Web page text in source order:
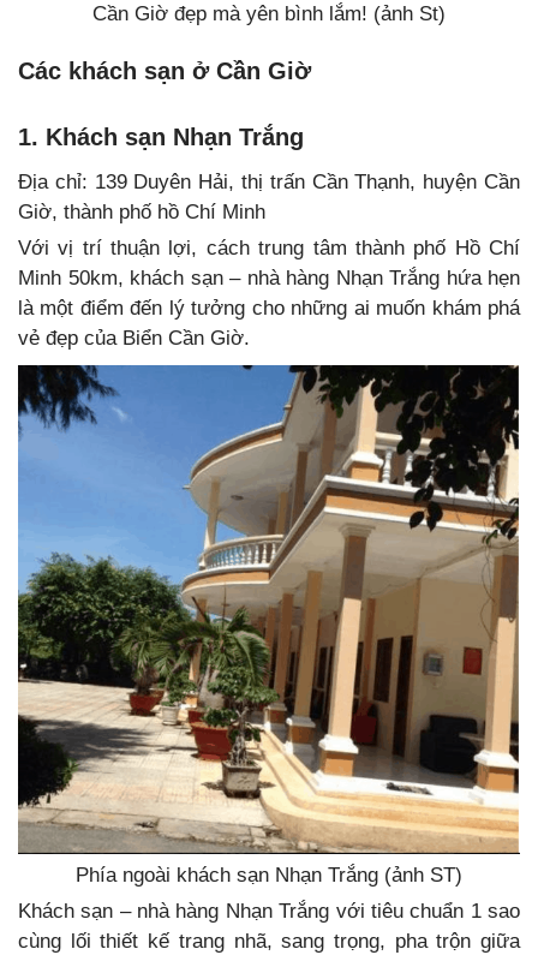
Cần Giờ đẹp mà yên bình lắm! (ảnh St)
Các khách sạn ở Cần Giờ
1. Khách sạn Nhạn Trắng
Địa chỉ: 139 Duyên Hải, thị trấn Cần Thạnh, huyện Cần
Giờ, thành phố hồ Chí Minh
Với vị trí thuận lợi, cách trung tâm thành phố Hồ Chí
Minh 50km, khách sạn – nhà hàng Nhạn Trắng hứa hẹn
là một điểm đến lý tưởng cho những ai muốn khám phá
vẻ đẹp của Biển Cần Giờ.
Phía ngoài khách sạn Nhạn Trắng (ảnh ST)
Khách sạn – nhà hàng Nhạn Trắng với tiêu chuẩn 1 sao
cùng lối thiết kế trang nhã, sang trọng, pha trộn giữa